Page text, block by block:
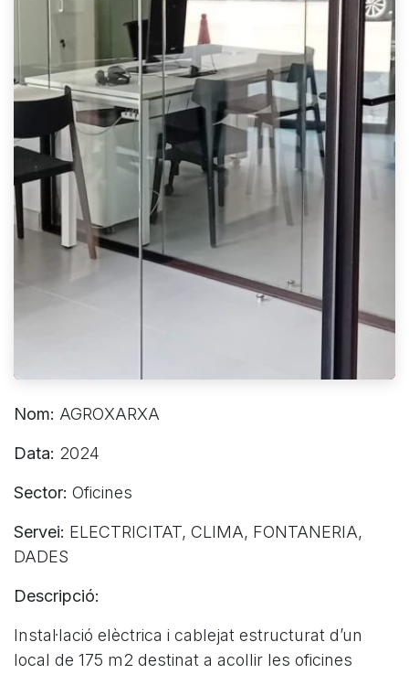
Nom: AGROXARXA
Data: 2024
Sector: Oficines
Servei: ELECTRICITAT, CLIMA, FONTANERIA,
DADES
Descripció:
Instal·lació elèctrica i cablejat estructurat d’un
local de 175 m2 destinat a acollir les oficines